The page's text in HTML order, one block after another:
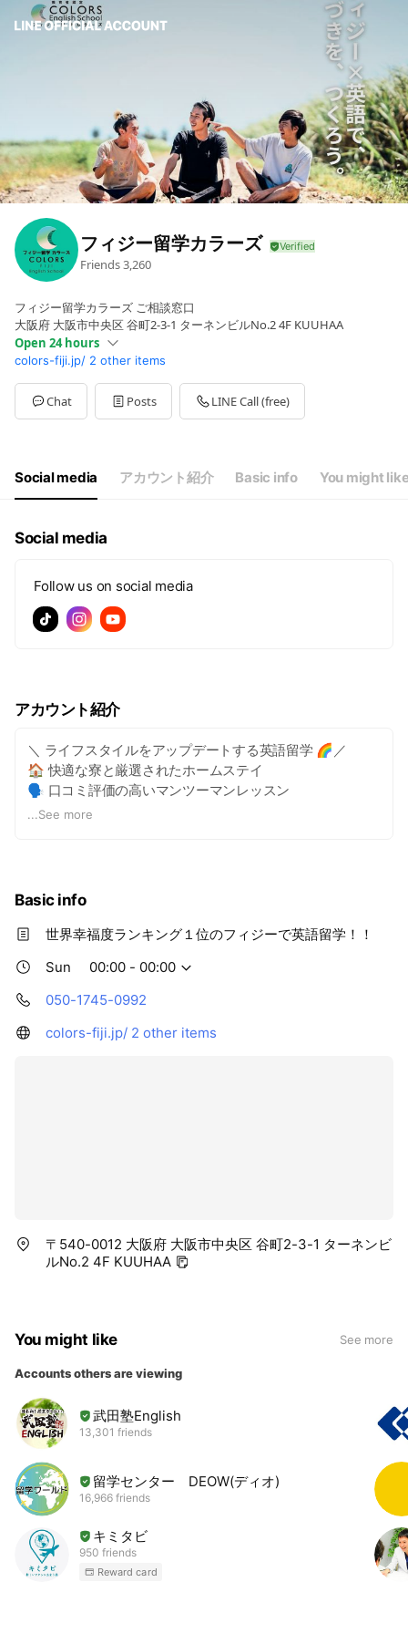
フィジー留学カラーズ
Friends3,260
フィジー留学カラーズ ご相談窓口
大阪府 大阪市中央区 谷町2-3-1 ターネンビルNo.2 4F KUUHAA
Open 24 hours
Sun00:00 - 00:00
Mon00:00 - 00:00
Tue00:00 - 00:00
Wed00:00 - 00:00
00:00 - 00:00
colors-fiji.jp/ 2 other items
Chat Posts LINE Call (free)
Social media アカウント紹介 Basic info You might
Social media
Follow us on social media
アカウント紹介
＼ ライフスタイルをアップデートする英語留学 🌈／
🏠 快適な寮と厳選されたホームステイ
🗣️ 口コミ評価の高いマンツーマンレッスン
📖 初心者も安心の少人数レッスン
...See more
Basic info
世界幸福度ランキング１位のフィジーで英語留学！！
Sun
00:00 - 00:00
050-1745-0992
colors-fiji.jp/ 2 other items
〒540-0012 大阪府 大阪市中央区 谷町2-3-1 ターネンビ
ルNo.2 4F KUUHAA
You might like See more
Accounts others are viewing
武田塾English
13,301 friends
留学センター DEOW(ディオ)
16,966 friends
キミタビ
950 friends
Reward card